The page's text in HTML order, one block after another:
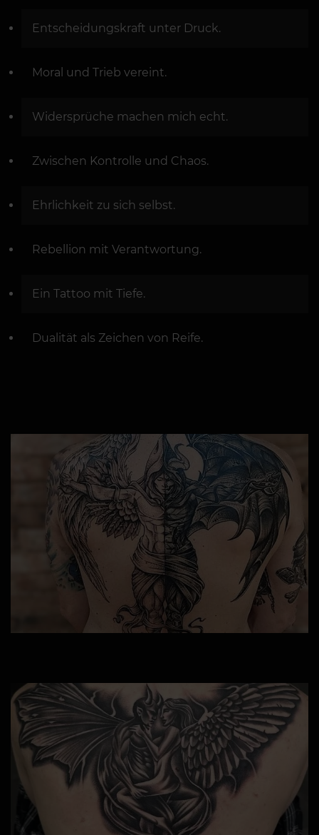
Entscheidungskraft unter Druck.
Moral und Trieb vereint.
Widersprüche machen mich echt.
Zwischen Kontrolle und Chaos.
Ehrlichkeit zu sich selbst.
Rebellion mit Verantwortung.
Ein Tattoo mit Tiefe.
Dualität als Zeichen von Reife.